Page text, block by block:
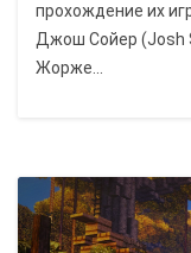
прохождение их
Джош Сойер (Josh
Жорже...